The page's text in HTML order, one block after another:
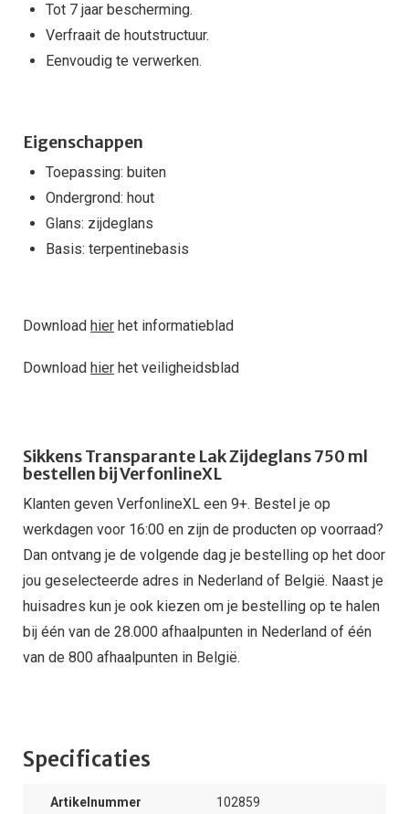
Tot 7 jaar bescherming.
Verfraait de houtstructuur.
Eenvoudig te verwerken.
Eigenschappen
Toepassing: buiten
Ondergrond: hout
Glans: zijdeglans
Basis: terpentinebasis
Download hier het informatieblad
Download hier het veiligheidsblad
Sikkens Transparante Lak Zijdeglans 750 ml
bestellen bij VerfonlineXL
Klanten geven VerfonlineXL een 9+. Bestel je op
werkdagen voor 16:00 en zijn de producten op voorraad?
Dan ontvang je de volgende dag je bestelling op het door
jou geselecteerde adres in Nederland of België. Naast je
huisadres kun je ook kiezen om je bestelling op te halen
bij één van de 28.000 afhaalpunten in Nederland of één
van de 800 afhaalpunten in België.
Specificaties
Artikelnummer 102859